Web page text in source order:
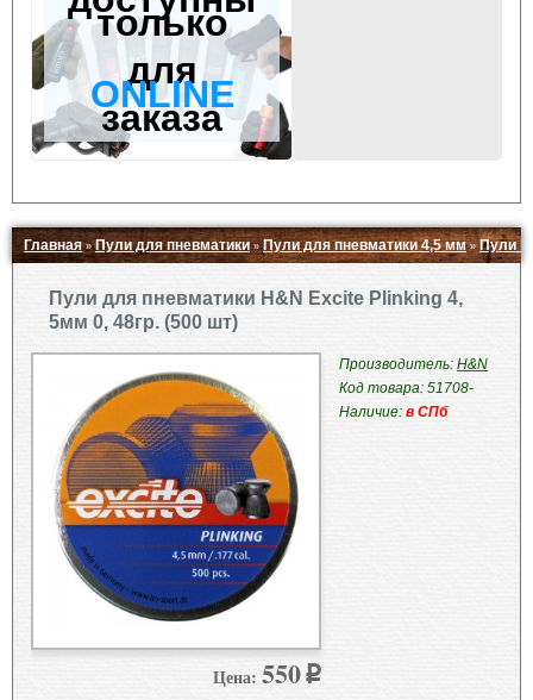
только
для
ONLINE
заказа
Главная»Пули для пневматики » Пули для пневматики 4,5 мм»Пули
Пули для пневматики H&N Excite Plinking 4,
5мм 0, 48гр. (500 шт)
Производитель: H&N
Код товара: 51708-
Наличие: в СПб
Цена: 550p